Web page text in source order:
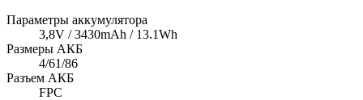
Параметры аккумулятора
3,8V / 3430mAh / 13.1Wh
Размеры АКБ
4/61/86
Разъем АКБ
FPC